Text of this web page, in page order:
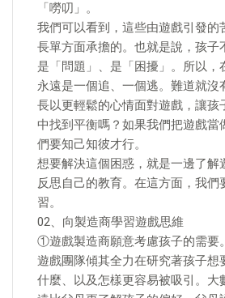
「嘮叨」。
我們可以看到，這些由遊戲引發的
長單方面承擔的。也就是說，孩子
是「問題」、是「困擾」。所以，
永遠是一個追、一個逃。難道就沒
長以更輕鬆的心情面對遊戲，讓孩
中找到平衡嗎？如果我們把遊戲當
們要知己知彼才行。
想要解決這個困惑，就是一邊了解
反思自己的教育。在這方面，我們
習。
02、向製造商學習遊戲思維
①遊戲製造商願意考慮孩子的需要。
遊戲團隊傾其全力在研究著孩子想
什麼、以及怎樣更容易被吸引。大